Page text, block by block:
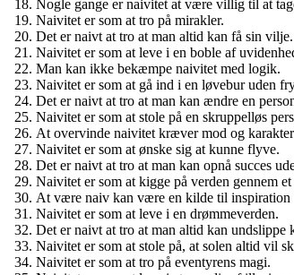
Nogle gange er naivitet at være villig til at
Naivitet er som at tro på mirakler.
Det er naivt at tro at man altid kan få sin vilje.
Naivitet er som at leve i en boble af
Man kan ikke bekæmpe naivitet med logik.
Naivitet er som at gå ind i en løvebur uden
Det er naivt at tro at man kan ændre en
Naivitet er som at stole på en skruppelløs
At overvinde naivitet kræver mod og
Naivitet er som at ønske sig at kunne flyve.
Det er naivt at tro at man kan opnå succes
Naivitet er som at kigge på verden gennem et
At være naiv kan være en kilde til inspiration
Naivitet er som at leve i en drømmeverden.
Det er naivt at tro at man altid kan undslippe
Naivitet er som at stole på, at solen altid vil
Naivitet er som at tro på eventyrens magi.